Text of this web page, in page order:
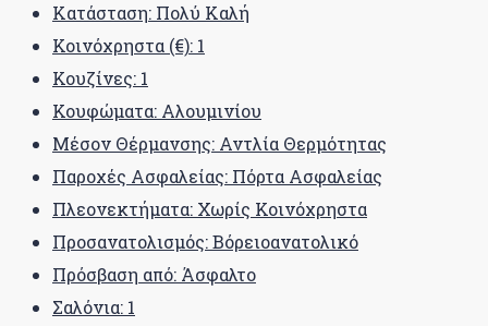
Κατάσταση: Πολύ Καλή
Κοινόχρηστα (€): 1
Κουζίνες: 1
Κουφώματα: Αλουμινίου
Μέσον Θέρμανσης: Αντλία Θερμότητας
Παροχές Ασφαλείας: Πόρτα Ασφαλείας
Πλεονεκτήματα: Χωρίς Κοινόχρηστα
Προσανατολισμός: Βόρειοανατολικό
Πρόσβαση από: Άσφαλτο
Σαλόνια: 1